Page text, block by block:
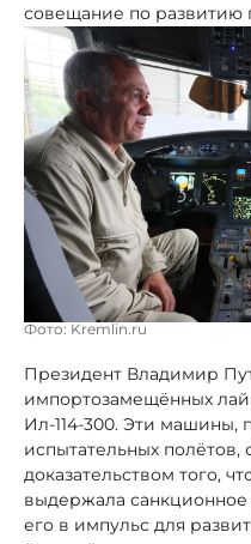
совещание по развитию
Фото: Kremlin.ru
Президент Владимир
импортозамещённых
Ил-114-300. Эти
испытательных полётов,
доказательством того,
выдержала
его в импульс для